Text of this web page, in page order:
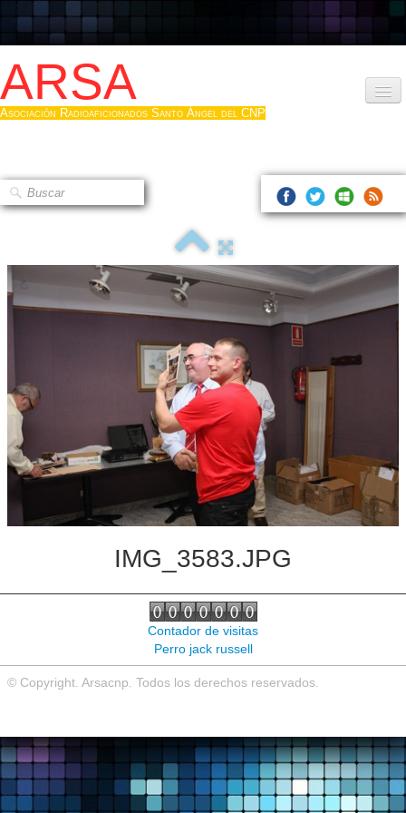
ARSA
Asociación Radioaficionados Santo Ángel del CNP
Que es la ARSA
Hacerse socio
Log diploma en Pdf
Sistemas Digitales
Noticias de interés
Contacto
IMG_3583.JPG
Contador de visitas
Perro jack russell
© Copyright. Arsacnp. Todos los derechos reservados.